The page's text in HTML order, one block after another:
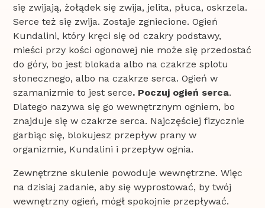
się zwijają, żołądek się zwija, jelita, płuca, oskrzela.
Serce też się zwija. Zostaje zgniecione. Ogień
Kundalini, który kręci się od czakry podstawy,
mieści przy kości ogonowej nie może się przedostać
do góry, bo jest blokada albo na czakrze splotu
słonecznego, albo na czakrze serca. Ogień w
szamanizmie to jest serce. Poczuj ogień serca.
Dlatego nazywa się go wewnętrznym ogniem, bo
znajduje się w czakrze serca. Najczęściej fizycznie
garbiąc się, blokujesz przepływ prany w
organizmie, Kundalini i przepływ ognia.
Zewnętrzne skulenie powoduje wewnętrzne. Więc
na dzisiaj zadanie, aby się wyprostować, by twój
wewnętrzny ogień, mógł spokojnie przepływać.